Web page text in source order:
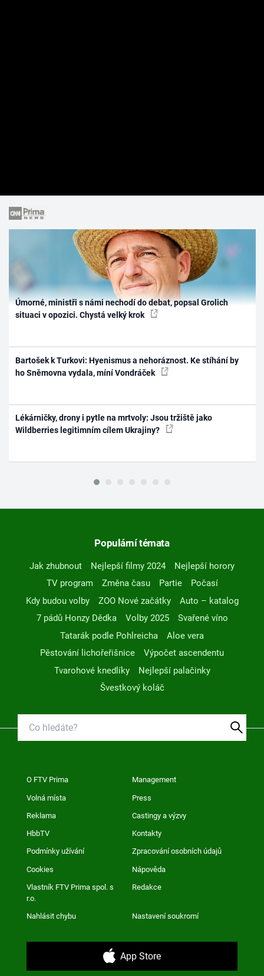
Úmorné, ministři s námi nechodí do debat, popsal Grolich
situaci v opozici. Chystá velký krok
Bartošek k Turkovi: Hyenismus a nehoráznost. Ke stíhání by
ho Sněmovna vydala, míní Vondráček
Lékárničky, drony i pytle na mrtvoly: Jsou tržiště jako
Wildberries legitimním cílem Ukrajiny?
Populární témata
Jak zhubnout Nejlepší filmy 2024
Nejlepší horory
TV program
Změna času Partie
Počasí
Kdy budou volby
ZOO Nové začátky
Auto – katalog
7 pádů Honzy Dědka
Volby 2025
Svařené víno
Tatarák podle Pohlreicha
Aloe vera
Pěstování lichořeřišnice
Výpočet ascendentu
Tvarohové knedlíky
Nejlepší palačinky
Švestkový koláč
O FTV Prima Management
Volná místa Press
Reklama Castingy a výzvy
HbbTV Kontakty
Podmínky užívání Zpracování osobních údajů
Cookies Nápověda
Vlastník FTV Prima spol. s
r.o.
Redakce
Nahlásit chybu Nastavení soukromí
App Store